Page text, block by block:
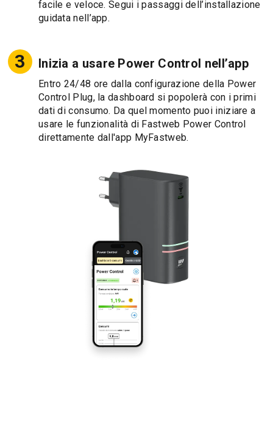
facile e veloce. Segui i passaggi dell’installazione
guidata nell’app.
Inizia a usare Power Control nell’app
Entro 24/48 ore dalla configurazione della Power
Control Plug, la dashboard si popolerà con i primi
dati di consumo. Da quel momento puoi iniziare a
usare le funzionalità di Fastweb Power Control
direttamente dall'app MyFastweb.